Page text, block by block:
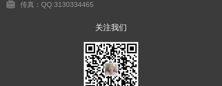
传真：QQ:3130334465
关注我们